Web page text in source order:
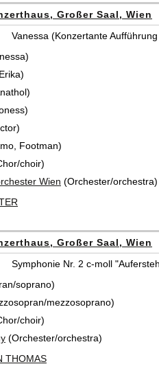
Großer Saal, Wien
Vanessa (Konzertante
Footman)
choir)
Wien (Orchester/orchestra)
Großer Saal, Wien
Symphonie Nr. 2 c-moll
soprano)
mezzosoprano)
choir)
(Orchester/orchestra)
THOMAS